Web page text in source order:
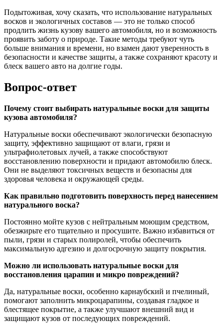
Подытоживая, хочу сказать, что использование натуральных
восков и экологичных составов — это не только способ
продлить жизнь кузову вашего автомобиля, но и возможность
проявить заботу о природе. Такие методы требуют чуть
больше внимания и времени, но взамен дают уверенность в
безопасности и качестве защиты, а также сохраняют красоту и
блеск вашего авто на долгие годы.
Вопрос-ответ
Почему стоит выбирать натуральные воски для защиты
кузова автомобиля?
Натуральные воски обеспечивают экологически безопасную
защиту, эффективно защищают от влаги, грязи и
ультрафиолетовых лучей, а также способствуют
восстановлению поверхности и придают автомобилю блеск.
Они не выделяют токсичных веществ и безопасны для
здоровья человека и окружающей среды.
Как правильно подготовить поверхность перед нанесением
натурального воска?
Постоянно мойте кузов с нейтральным моющим средством,
обезжирьте его тщательно и просушите. Важно избавиться от
пыли, грязи и старых полиролей, чтобы обеспечить
максимальную адгезию и долгосрочную защиту покрытия.
Можно ли использовать натуральные воски для
восстановления царапин и микро повреждений?
Да, натуральные воски, особенно карнаубский и пчелиный,
помогают заполнить микроцарапины, создавая гладкое и
блестящее покрытие, а также улучшают внешний вид и
защищают кузов от последующих повреждений.